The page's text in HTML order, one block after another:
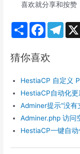
喜欢就分享和按赞
S
h
e
F
b
k
T
m
猜你喜欢
HestiaCP 自定义
HestiaCP自动化
Adminer提示“没有
Adminer.php 访问
HestiaCP一键自